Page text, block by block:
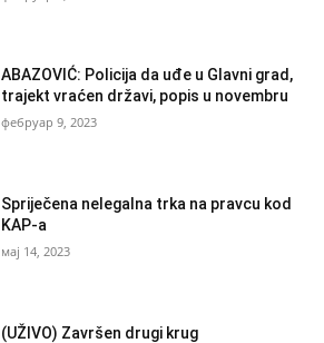
ABAZOVIĆ: Policija da uđe u Glavni grad,
trajekt vraćen državi, popis u novembru
фебруар 9, 2023
Spriječena nelegalna trka na pravcu kod
KAP-a
мај 14, 2023
(UŽIVO) Završen drugi krug